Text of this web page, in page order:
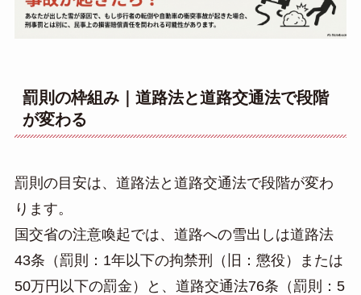
罰則の枠組み｜道路法と道路交通法で段階
が変わる
罰則の目安は、道路法と道路交通法で段階が変わ
ります。
国交省の注意喚起では、道路への雪出しは道路法
43条（罰則：1年以下の拘禁刑（旧：懲役）または
50万円以下の罰金）と、道路交通法76条（罰則：5